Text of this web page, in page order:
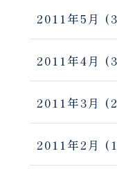
2011年5月
2011年4月
2011年3月
2011年2月